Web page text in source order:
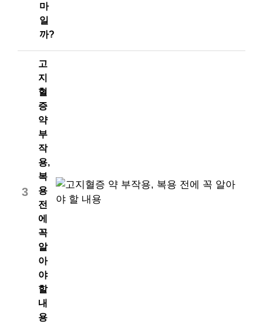
마
일
까?
3
고
지
혈
증
약
부
작
용,
복
용
전
에
꼭
알
아
야
할
내
용